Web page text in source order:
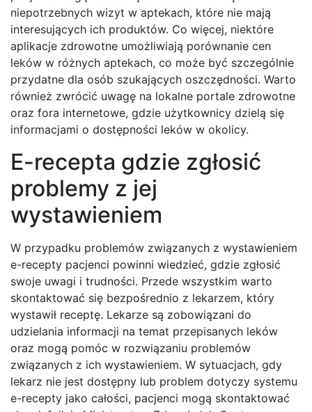
niepotrzebnych wizyt w aptekach, które nie mają
interesujących ich produktów. Co więcej, niektóre
aplikacje zdrowotne umożliwiają porównanie cen
leków w różnych aptekach, co może być szczególnie
przydatne dla osób szukających oszczędności. Warto
również zwrócić uwagę na lokalne portale zdrowotne
oraz fora internetowe, gdzie użytkownicy dzielą się
informacjami o dostępności leków w okolicy.
E-recepta gdzie zgłosić
problemy z jej
wystawieniem
W przypadku problemów związanych z wystawieniem
e-recepty pacjenci powinni wiedzieć, gdzie zgłosić
swoje uwagi i trudności. Przede wszystkim warto
skontaktować się bezpośrednio z lekarzem, który
wystawił receptę. Lekarze są zobowiązani do
udzielania informacji na temat przepisanych leków
oraz mogą pomóc w rozwiązaniu problemów
związanych z ich wystawieniem. W sytuacjach, gdy
lekarz nie jest dostępny lub problem dotyczy systemu
e-recepty jako całości, pacjenci mogą skontaktować